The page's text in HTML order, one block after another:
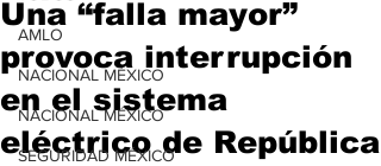
AMLO
NACIONAL MÉXICO
NACIONAL MÉXICO
SEGURIDAD MÉXICO
Una “falla mayor”
provoca interrupción
en el sistema
eléctrico de República